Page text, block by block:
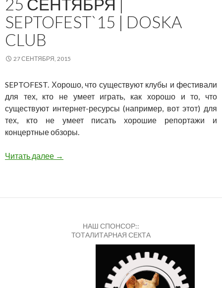
SEPTOFEST`15 | DOSKA
CLUB
27 СЕНТЯБРЯ, 2015
SEPTOFEST. Хорошо, что существуют клубы и фестивали
для тех, кто не умеет играть, как хорошо и то, что
существуют интернет-ресурсы (например, вот этот) для
тех, кто не умеет писать хорошие репортажи и
концертные обзоры.
Читать далее 25 сентября | SEPTOFEST`15 | Doska Club
→
НАШ СПОНСОР::
ТОТАЛИТАРНАЯ СЕКТА